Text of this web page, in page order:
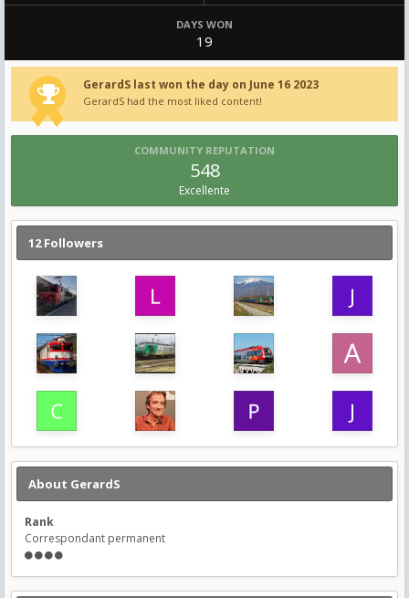
DAYS WON
19
GerardS last won the day on June 16 2023
GerardS had the most liked content!
COMMUNITY REPUTATION
548
Excellente
12 Followers
About GerardS
Rank
Correspondant permanent